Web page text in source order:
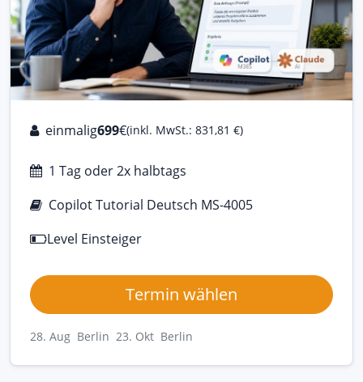
einmalig699€(inkl. MwSt.: 831,81 €)
1 Tag oder 2x halbtags
Copilot Tutorial Deutsch MS-4005
Level Einsteiger
Termin wählen
28. Aug Berlin 23. Okt Berlin